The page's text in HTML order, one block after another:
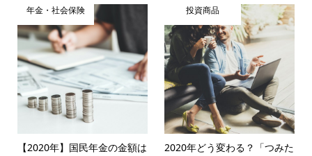
年金・社会保険
【2020年】国民年金の金額は
投資商品
2020年どう変わる？「つみた